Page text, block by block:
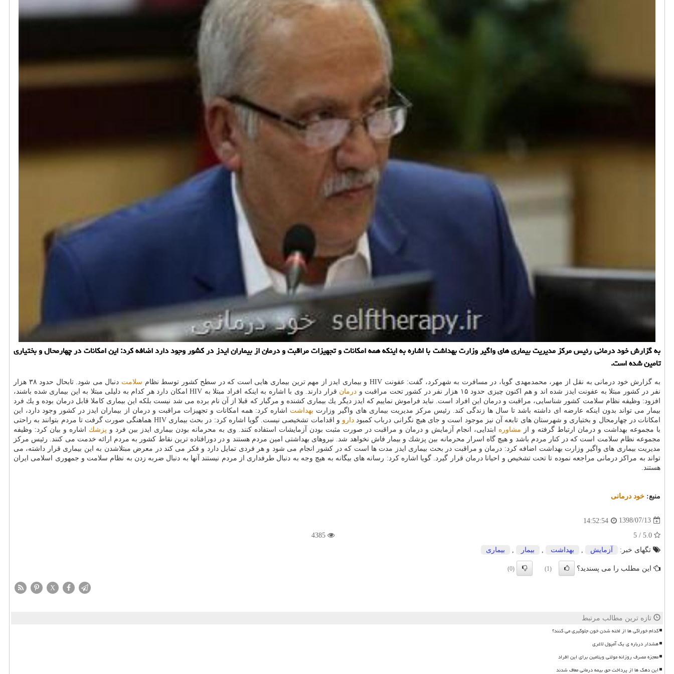
به گزارش خود درمانی رئیس مركز مدیریت بیماری های واگیر وزارت بهداشت با اشاره به اینكه همه امكانات و تجهیزات مراقبت و درمان از بیماران ایدز در كشور وجود دارد اضافه كرد: این امكانات در چهارمحال و بختیاری
تامین شده است.
به گزارش خود درمانی به نقل از مهر، محمدمهدی گویا، در مسافرت به شهركرد، گفت: عفونت HIV و بیماری ایدز از مهم ترین بیماری هایی است كه در سطح كشور توسط نظام سلامت
دنبال می شود. تابحال حدود ۳۸ هزار
نفر در كشور مبتلا به عفونت ایدز شده اند و هم اكنون چیزی حدود ۱۵ هزار نفر در كشور تحت مراقبت و
درمان
قرار دارند. وی با اشاره به اینكه افراد مبتلا به HIV امكان دارد هر كدام به دلیلی مبتلا به این بیماری شده باشند،
افزود: وظیفه نظام سلامت كشور شناسایی، مراقبت و درمان این افراد است. نباید فراموش نماییم كه ایدز دیگر یك بیماری كشنده و مرگبار كه قبلا از آن نام برده می شد نیست بلكه این بیماری كاملا قابل درمان بوده و یك فرد
بیمار می تواند بدون اینكه عارضه ای داشته باشد تا سال ها زندگی كند. رئیس مركز مدیریت بیماری های واگیر وزارت بهداشت اشاره كرد: همه امكانات و تجهیزات مراقبت و درمان از بیماران ایدز در كشور وجود دارد، این
امكانات در چهارمحال و بختیاری و شهرستان های تابعه آن نیز موجود است و جای هیچ نگرانی درباب كمبود دارو
و اقدامات تشخیصی نیست. گویا اشاره كرد: در بحث بیماری HIV هماهنگی صورت گرفت تا مردم بتوانند به راحتی
با مجموعه بهداشت و درمان ارتباط گرفته و از مشاوره ابتدایی، انجام آزمایش و درمان و مراقبت در صورت مثبت بودن آزمایشات استفاده كنند. وی به محرمانه بودن بیماری ایدز بین فرد و پزشك اشاره و بیان كرد: وظیفه
مجموعه نظام سلامت است كه در كنار مردم باشد و هیچ گاه اسرار محرمانه بین پزشك و بیمار فاش نخواهد شد. نیروهای بهداشتی امین مردم هستند و در دورافتاده ترین نقاط كشور به مردم ارائه خدمت می كنند. رئیس مركز
مدیریت بیماری های واگیر وزارت بهداشت اضافه كرد: درمان و مراقبت در بحث بیماری ایدز مدت ها است كه در كشور انجام می شود و هر فردی تمایل دارد و فكر می كند در معرض مبتلاشدن به این بیماری قرار داشته، می
تواند به مراكز درمانی مراجعه نموده تا تحت تشخیص و احیانا درمان قرار گیرد. گویا اشاره كرد: رسانه های بیگانه به هیچ وجه به دنبال طرفداری از مردم نیستند آنها به دنبال ضربه زدن به نظام سلامت و جمهوری اسلامی ایران
هستند.
منبع: خود درمانی
1398/07/13
14:52:54
تگهای خبر:
آزمایش , بهداشت , بیمار , بیماری
این مطلب را می پسندید؟ (1)
(0)
X
تازه ترین مطالب مرتبط
کدام خوراکی ها از لخته شدن خون جلوگیری می کنند؟
هشدار درباره ی یک آمپول لاغری
معجزه مصرف روزانه مولتی ویتامین برای این افراد
این دهک ها از پرداخت حق بیمه درمانی معاف شدند